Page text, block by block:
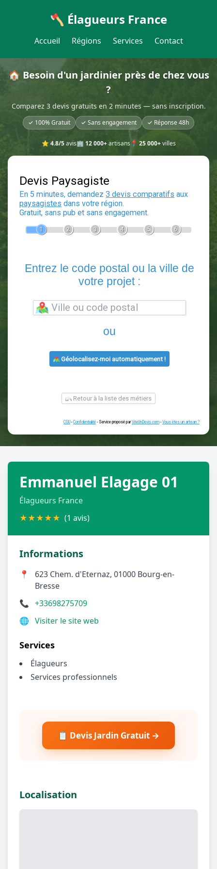
🪓 Élagueurs France
Accueil Régions Services Contact
🏠 Besoin d'un jardinier près de chez vous
?
Comparez 3 devis gratuits en 2 minutes — sans inscription.
✓ 100% Gratuit ✓ Sans engagement ✓ Réponse 48h
⭐ 4.8/5avis🏢 12 000+artisans📍 25 000+villes
Devis Paysagiste
En 5 minutes, demandez3 devis comparatifs
2 3
Entrez le code postal ou la
ou
Retour à la liste des métiers
CGU -
Emmanuel Elagage 01
Élagueurs France
★★★★★ (1 avis)
Informations
📍
623 Chem. d'Eternaz, 01000 Bourg-en-
Bresse
📞 +33698275709
🌐 Visiter le site web
Services
Élagueurs
Services professionnels
📋 Devis Jardin Gratuit →
Localisation